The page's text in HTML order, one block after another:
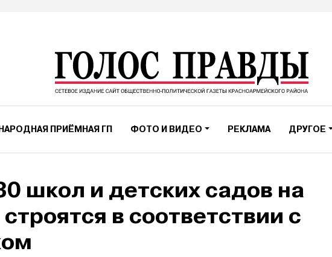
ПРИЁМНАЯ ГП ФОТО И ВИДЕО РЕКЛАМА ДРУГОЕ
школ и детских садов на
в соответствии с